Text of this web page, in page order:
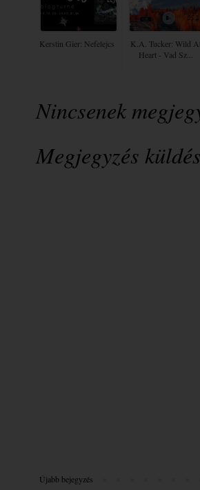
Kerstin Gier: Nefelejcs
K.A. Tucker: Wild At
Heart - Vad Sz...
Nincsenek
Megjegyzés
Újabb bejegyzés